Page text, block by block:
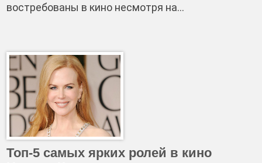
востребованы в кино несмотря на…
Топ-5 самых ярких ролей в кино